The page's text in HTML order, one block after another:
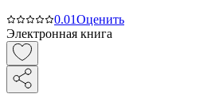
0.01Оценить
Электронная книга